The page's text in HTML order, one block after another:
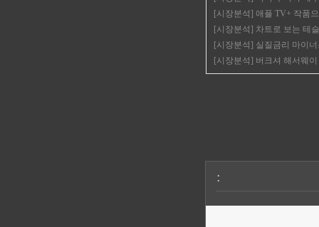
[시장분석] 애플 TV+ 작품
[시장분석] 차트로 보는 테
[시장분석] 실질금리 마이
[시장분석] 버크셔 해서웨
: